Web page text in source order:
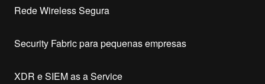
Rede Wireless Segura
Security Fabric para pequenas empresas
XDR e SIEM as a Service